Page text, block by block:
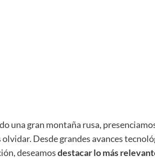
una gran montaña rusa,
Desde grandes avances
deseamosdestacar lo más